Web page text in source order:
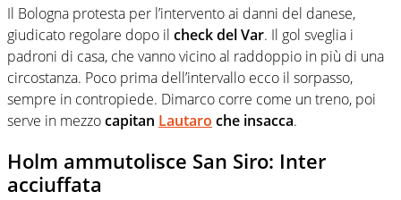
Il Bologna protesta per l’intervento ai danni del danese,
giudicato regolare dopo il check del Var. Il gol sveglia i
padroni di casa, che vanno vicino al raddoppio in più di una
circostanza. Poco prima dell’intervallo ecco il sorpasso,
sempre in contropiede. Dimarco corre come un treno, poi
serve in mezzocapitan Lautaro che insacca.
Holm ammutolisce San Siro: Inter
acciuffata